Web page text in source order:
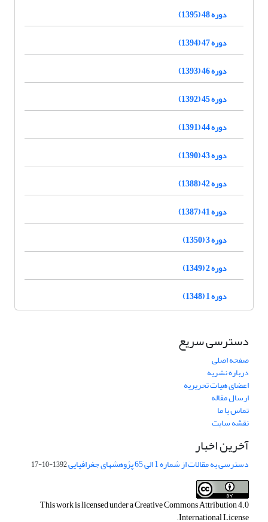
دوره 48 (1395)
دوره 47 (1394)
دوره 46 (1393)
دوره 45 (1392)
دوره 44 (1391)
دوره 43 (1390)
دوره 42 (1388)
دوره 41 (1387)
دوره 3 (1350)
دوره 2 (1349)
دوره 1 (1348)
دسترسی سریع
صفحه اصلی
درباره نشریه
اعضای هیات تحریریه
ارسال مقاله
تماس با ما
نقشه سایت
آخرین اخبار
دسترسی به مقالات از شماره 1 الی 65 پژوهشهای جغرافیایی 1392-10-17
This work is licensed under aCreative Commons Attribution 4.0
International License
.